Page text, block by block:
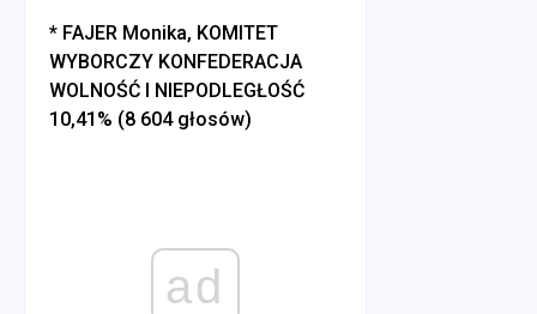
* FAJER Monika, KOMITET
WYBORCZY KONFEDERACJA
WOLNOŚĆ I NIEPODLEGŁOŚĆ
10,41% (8 604 głosów)
ad